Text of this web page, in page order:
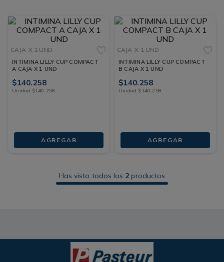
CAJA X 1 UND
INTIMINA LILLY CUP COMPACT
A CAJA X 1 UND
$140.258
Unidad $140 258
AGREGAR
CAJA X 1 UND
INTIMINA LILLY CUP COMPACT
B CAJA X 1 UND
$140.258
Unidad $140 258
AGREGAR
Has visto todos los 2 productos